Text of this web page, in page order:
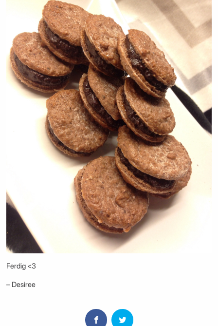
Ferdig <3
– Desiree